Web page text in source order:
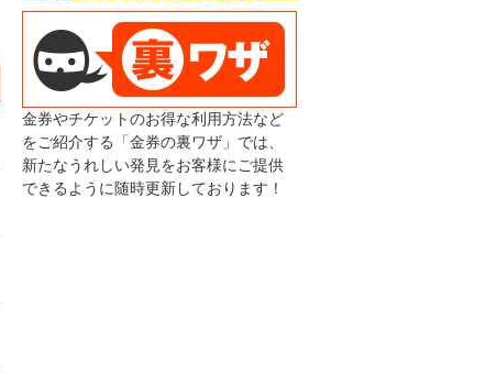
金券やチケットのお得な利用方法など
をご紹介する「金券の裏ワザ」では、
新たなうれしい発見をお客様にご提供
できるように随時更新しております！